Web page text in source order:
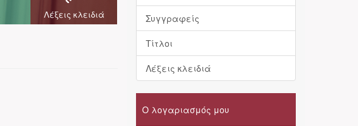
Λέξεις κλειδιά Συγγραφείς
Τίτλοι
Λέξεις κλειδιά
Ο λογαριασμός μου